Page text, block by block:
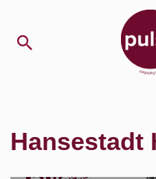
Zum
Inhalt
Hansestadt